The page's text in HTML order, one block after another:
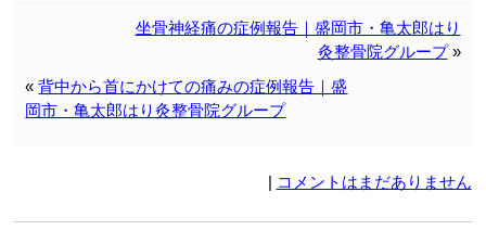
坐骨神経痛の症例報告｜盛岡市・亀太郎はり
灸整骨院グループ»
«背中から首にかけての痛みの症例報告｜盛
岡市・亀太郎はり灸整骨院グループ
| コメントはまだありません